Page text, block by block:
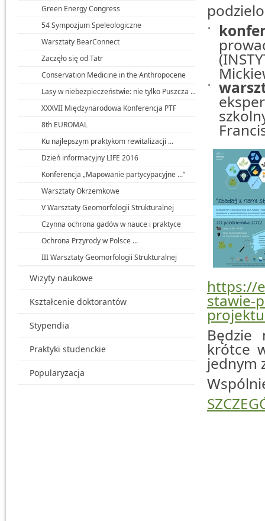
Green Energy Congress
54 Sympozjum Speleologiczne
Warsztaty BearConnect
Zaczęło się od Tatr
Conservation Medicine in the Anthropocene
Lasy w niebezpieczeństwie: nie tylko Puszcza ...
XXXVII Międzynarodowa Konferencja PTF
8th EUROMAL
Ku najlepszym praktykom rewitalizacji ...
Dzień informacyjny LIFE 2016
Konferencja „Mapowanie partycypacyjne ...”
Warsztaty Okrzemkowe
V Warsztaty Geomorfologii Strukturalnej
Czynna ochrona gadów w nauce i praktyce
Ochrona Przyrody w Polsce ...
III Warsztaty Geomorfologii Strukturalnej
Wizyty naukowe
Kształcenie doktorantów
Stypendia
Praktyki studenckie
Popularyzacja
https://
stawie-
Będzie
krótce
jednym